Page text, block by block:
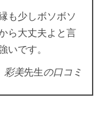
も少しボソボソ
ら大丈夫よと言
いです。
彩美先生の口コミ